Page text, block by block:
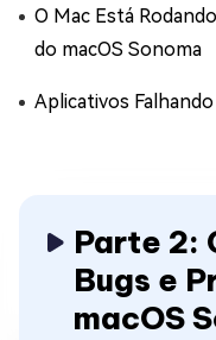
O Mac Está
do macOS Sonoma
Aplicativos
Parte 2:
Bugs e
macOS